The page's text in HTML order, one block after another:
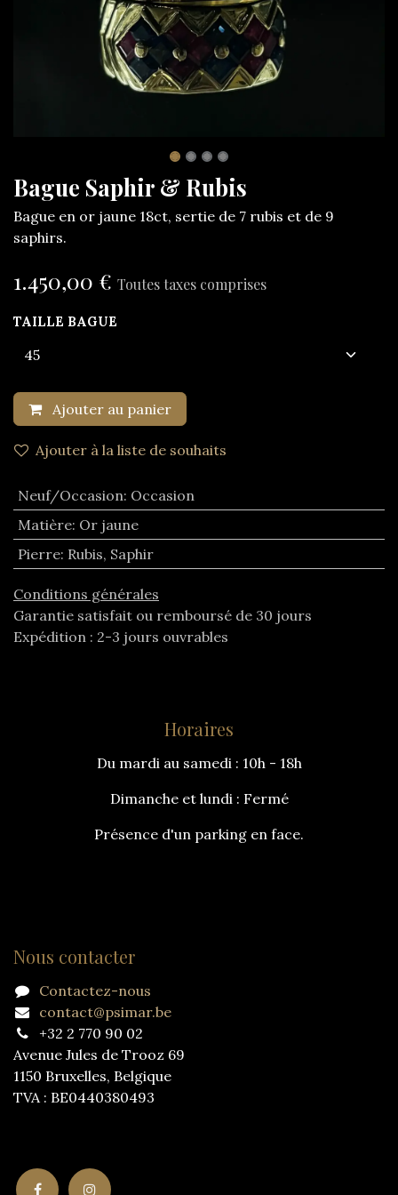
Bague Saphir & Rubis
Bague en or jaune 18ct, sertie de 7 rubis et de 9
saphirs.
1.450,00 € Toutes taxes comprises
TAILLE BAGUE
Ajouter au panier
Ajouter à la liste de souhaits
Neuf/Occasion: Occasion
Matière: Or jaune
Pierre: Rubis, Saphir
Conditions générales
Garantie satisfait ou remboursé de 30 jours
Expédition : 2-3 jours ouvrables
Horaires
Du mardi au samedi : 10h - 18h
Dimanche et lundi : Fermé
Présence d'un parking en face.
Nous contacter
Contactez-nous
contact@psimar.be
+32 2 770 90 02
Avenue Jules de Trooz 69
1150 Bruxelles, Belgique
TVA : BE0440380493